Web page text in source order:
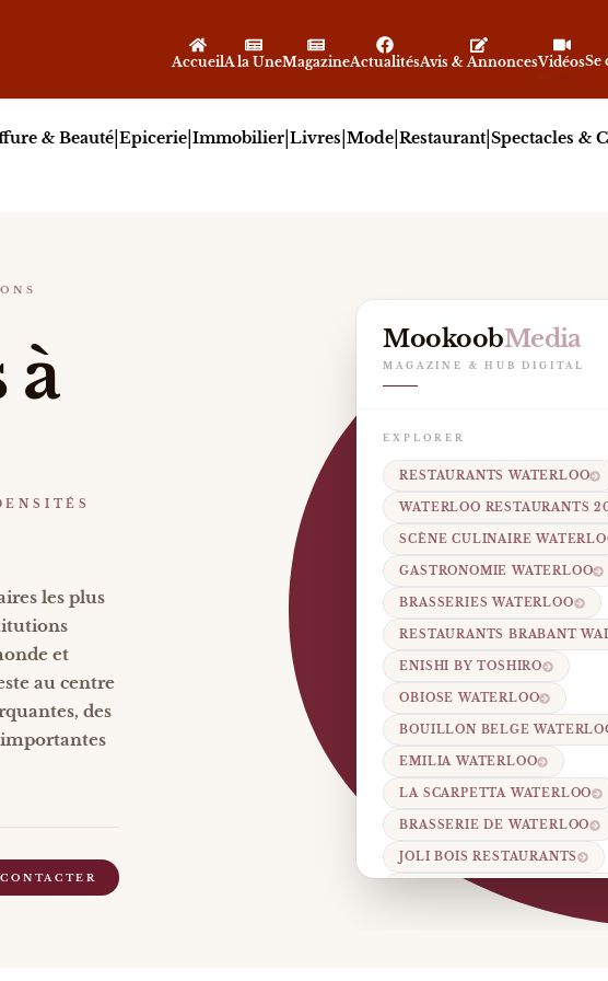
AccueilA la UneMagazineActualitésAvis & AnnoncesVidéosSe
& Beauté| Epicerie| Immobilier| Livres Mode| Restaurant| Spectacles &
RESTAURANTS PAR HABITANT
scènes culinaires les plus denses du Brabant wallon, entre
à
les plus
et
au centre
des
MookoobMedia
MAGAZINE & HUB DIGITAL
EXPLORER
RESTAURANTS WATERLOO
WATERLOO RESTAURANTS
SCÈNE CULINAIRE
GASTRONOMIE WATERLOO
BRASSERIES WATERLOO
RESTAURANTS BRABANT
ENISHI BY TOSHIRO
OBIOSE WATERLOO
BOUILLON BELGE
EMILIA WATERLOO
LA SCARPETTA WATERLOO
BRASSERIE DE WATERLOO
JOLI BOIS RESTAURANTS
MONT-SAINT-JEAN
FAMILLES HORECA